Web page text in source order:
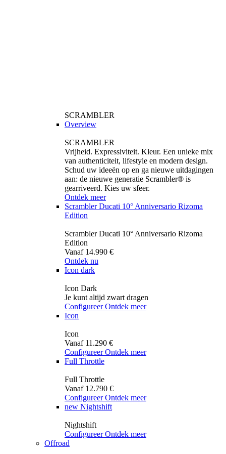
SCRAMBLER
Overview
SCRAMBLER
Vrijheid. Expressiviteit. Kleur. Een unieke mix
van authenticiteit, lifestyle en modern design.
Schud uw ideeën op en ga nieuwe uitdagingen
aan: de nieuwe generatie Scrambler® is
gearriveerd. Kies uw sfeer.
Ontdek meer
Scrambler Ducati 10° Anniversario Rizoma
Edition
Scrambler Ducati 10° Anniversario Rizoma
Edition
Vanaf 14.990 €
Ontdek nu
Icon dark
Icon Dark
Je kunt altijd zwart dragen
Configureer Ontdek meer
Icon
Icon
Vanaf 11.290 €
Configureer Ontdek meer
Full Throttle
Full Throttle
Vanaf 12.790 €
Configureer Ontdek meer
new Nightshift
Nightshift
Configureer Ontdek meer
Offroad